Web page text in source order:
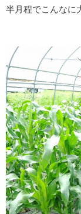
半月程でこんなに